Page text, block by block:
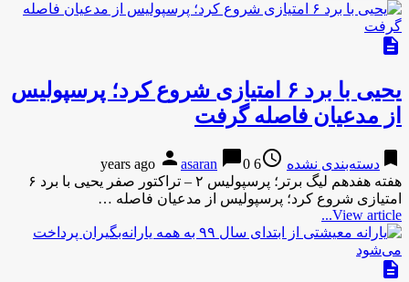
description
یحیی با برد ۶ امتیازی شروع کرد؛ پرسپولیس
از مدعیان فاصله گرفت
bookmark دسته‌بندی نشده access_time
6 years ago
person asaran chat_bubble0
هفته هفدهم لیگ برتر؛ پرسپولیس ۲ – تراکتور صفر یحیی با برد ۶
امتیازی شروع کرد؛ پرسپولیس از مدعیان فاصله …
View article...
description